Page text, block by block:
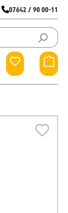
07642 / 90 00-11
Du hast 0